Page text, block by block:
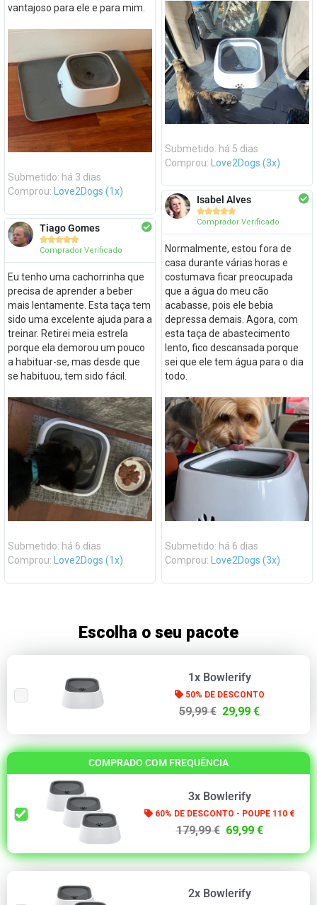
vantajoso para ele e para mim.
Submetido: há 3 dias
Comprou: Love2Dogs (1x)
Tiago Gomes

Comprador Verificado
Eu tenho uma cachorrinha que
precisa de aprender a beber
mais lentamente. Esta taça tem
sido uma excelente ajuda para a
treinar. Retirei meia estrela
porque ela demorou um pouco
a habituar-se, mas desde que
se habituou, tem sido fácil.
Submetido: há 6 dias
Comprou: Love2Dogs (1x)
Submetido: há 5 dias
Comprou: Love2Dogs (3x)
Isabel Alves

Comprador Verificado
Normalmente, estou fora de
casa durante várias horas e
costumava ficar preocupada
que a água do meu cão
acabasse, pois ele bebia
depressa demais. Agora, com
esta taça de abastecimento
lento, fico descansada porque
sei que ele tem água para o dia
todo.
Submetido: há 6 dias
Comprou: Love2Dogs (3x)
Escolha o seu pacote
1x Bowlerify
50% DE DESCONTO
59,99 € 29,99 €
COMPRADO COM FREQUÊNCIA
3x Bowlerify
60% DE DESCONTO - POUPE 110 €
179,99 € 69,99 €
2x Bowlerify